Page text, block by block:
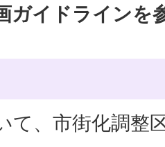
ガイドラインを
て、市街化調整